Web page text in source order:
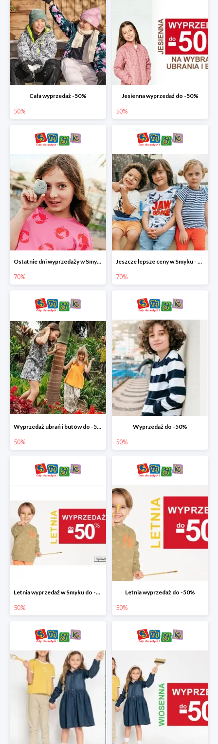
Cała wyprzedaż -50%
50%
Jesienna wyprzedaż do -50%
50%
Ostatnie dni wyprzedaży w Smyku - ubrania i buty do -70%
70%
Jeszcze lepsze ceny w Smyku - ubrania i buty do -70%
70%
Wyprzedaż ubrań i butów do -50%
50%
Wyprzedaż do -50%
50%
Letnia wyprzedaż w Smyku do -50%
50%
Letnia wyprzedaż do -50%
50%